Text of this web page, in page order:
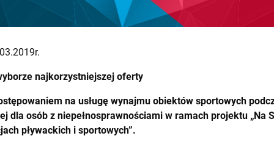
najkorzystniejszej oferty
na usługę wynajmu obiektów sportowych
dla osób z niepełnosprawnościami w ramach projektu „Na
pływackich i sportowych”.